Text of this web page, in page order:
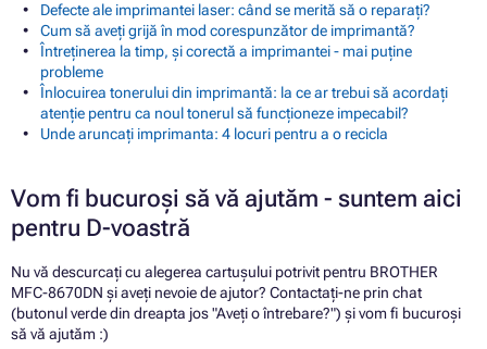
Defecte ale imprimantei laser: când se merită să o reparați?
Cum să aveți grijă în mod corespunzător de imprimantă?
Întreținerea la timp, și corectă a imprimantei - mai puține
probleme
Înlocuirea tonerului din imprimantă: la ce ar trebui să acordați
atenție pentru ca noul tonerul să funcționeze impecabil?
Unde aruncați imprimanta: 4 locuri pentru a o recicla
Vom fi bucuroși să vă ajutăm - suntem aici
pentru D-voastră
Nu vă descurcați cu alegerea cartușului potrivit pentru BROTHER
MFC-8670DN și aveți nevoie de ajutor? Contactați-ne prin chat
(butonul verde din dreapta jos "Aveți o întrebare?") și vom fi bucuroși
să vă ajutăm :)